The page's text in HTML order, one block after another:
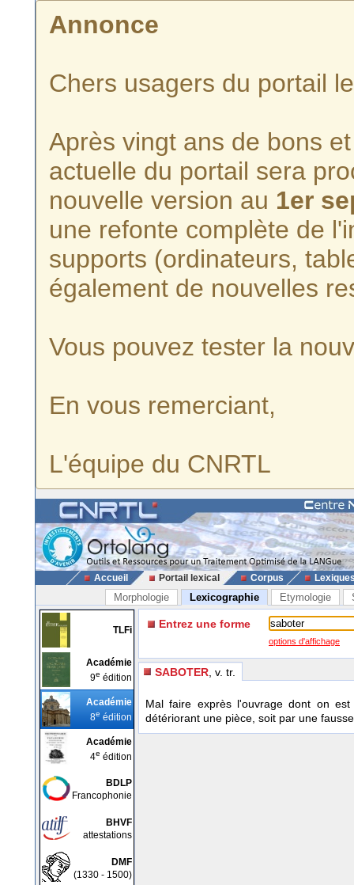
Annonce
Chers usagers du portail
Après vingt ans de bons
actuelle du portail sera
nouvelle version au 1er
une refonte complète de
supports (ordinateurs,
également de nouvelles
Vous pouvez tester la
En vous remerciant,
L'équipe du CNRTL
Accueil Portail lexical Corpus
Morphologie Lexicographie Etymologie
TLFi
Académie
9e édition
Académie
8e édition
Académie
4e édition
BDLP
Francophonie
BHVF
attestations
DMF
(1330 - 1500)
Entrez une forme
options d'affichage
SABOTER , v. tr.
Mal faire exprès l'ouvrage dont on
détériorant une pièce, soit par une